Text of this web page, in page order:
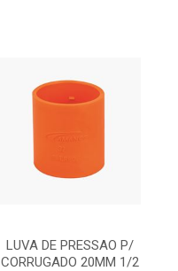
LUVA DE PRESSAO P/
CORRUGADO 20MM 1/2